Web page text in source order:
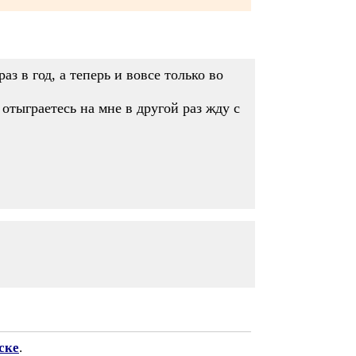
в год, а теперь и вовсе только во
на мне в другой раз жду с
.